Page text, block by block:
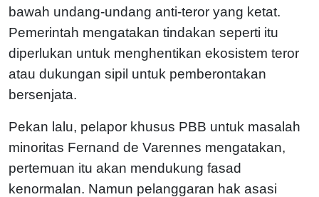
bawah undang-undang anti-teror yang ketat.
Pemerintah mengatakan tindakan seperti itu
diperlukan untuk menghentikan ekosistem teror
atau dukungan sipil untuk pemberontakan
bersenjata.
Pekan lalu, pelapor khusus PBB untuk masalah
minoritas Fernand de Varennes mengatakan,
pertemuan itu akan mendukung fasad
kenormalan. Namun pelanggaran hak asasi